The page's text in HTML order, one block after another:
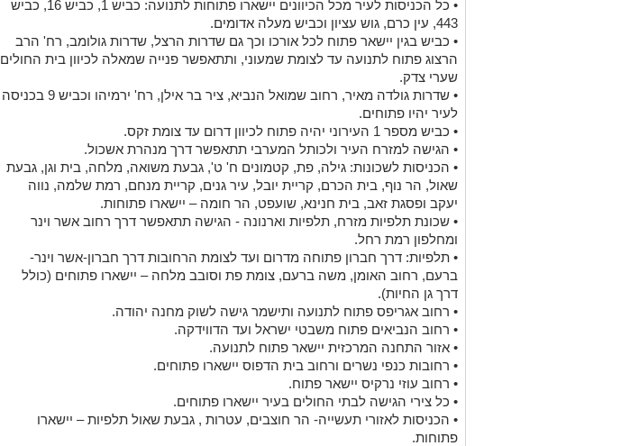
• כל הכניסות לעיר מכל הכיוונים יישארו פתוחות לתנועה: כביש 1, כביש 16, כביש
443, עין כרם, גוש עציון וכביש מעלה אדומים.
• כביש בגין יישאר פתוח לכל אורכו וכך גם שדרות הרצל, שדרות גולומב, רח' הרב
הרצוג פתוח לתנועה עד לצומת שמעוני, ותתאפשר פנייה שמאלה לכיוון בית החולים
שערי צדק.
• שדרות גולדה מאיר, רחוב שמואל הנביא, ציר בר אילן, רח' ירמיהו וכביש 9 בכניסה
לעיר יהיו פתוחים.
• כביש מספר 1 העירוני יהיה פתוח לכיוון דרום עד צומת זקס.
• הגישה למזרח העיר ולכותל המערבי תתאפשר דרך מנהרת אשכול.
• הכניסות לשכונות: גילה, פת, קטמונים ח' ט', גבעת משואה, מלחה, בית וגן, גבעת
שאול, הר נוף, בית הכרם, קריית יובל, עיר גנים, קריית מנחם, רמת שלמה, נווה
יעקב ופסגת זאב, בית חנינא, שועפט, הר חומה – יישארו פתוחות.
• שכונת תלפיות מזרח, תלפיות וארנונה - הגישה תתאפשר דרך רחוב אשר וינר
ומחלפון רמת רחל.
• תלפיות: דרך חברון פתוחה מדרום ועד לצומת הרחובות דרך חברון-אשר וינר-
ברעם, רחוב האומן, משה ברעם, צומת פת וסובב מלחה – יישארו פתוחים (כולל
דרך גן החיות).
• רחוב אגריפס פתוח לתנועה ותישמר גישה לשוק מחנה יהודה.
• רחוב הנביאים פתוח משבטי ישראל ועד הדווידקה.
• אזור התחנה המרכזית יישאר פתוח לתנועה.
• רחובות כנפי נשרים ורחוב בית הדפוס יישארו פתוחים.
• רחוב עוזי נרקיס יישאר פתוח.
• כל צירי הגישה לבתי החולים בעיר יישארו פתוחים.
• הכניסות לאזורי תעשייה- הר חוצבים, עטרות , גבעת שאול תלפיות – יישארו
פתוחות.